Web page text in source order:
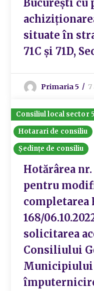
București cu
situate în
71C și 71D,
Primaria 5
Consiliul local sector 5
Hotarari de consiliu
Ședințe de consiliu
Hotărârea nr.
pentru
completarea
168/
solicitarea
Consiliului
Municipiului